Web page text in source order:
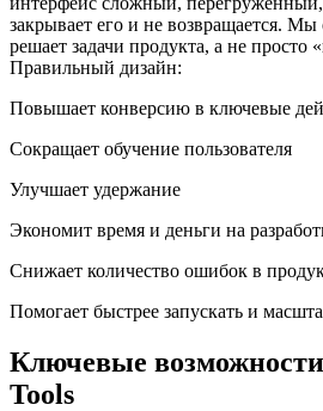
закрывает его и не возвращается.
решает задачи продукта, а не просто
Правильный дизайн:
Повышает конверсию в ключевые
Сокращает обучение пользователя
Улучшает удержание
Экономит время и деньги на
Снижает количество ошибок в
Помогает быстрее запускать и
Ключевые
Tools